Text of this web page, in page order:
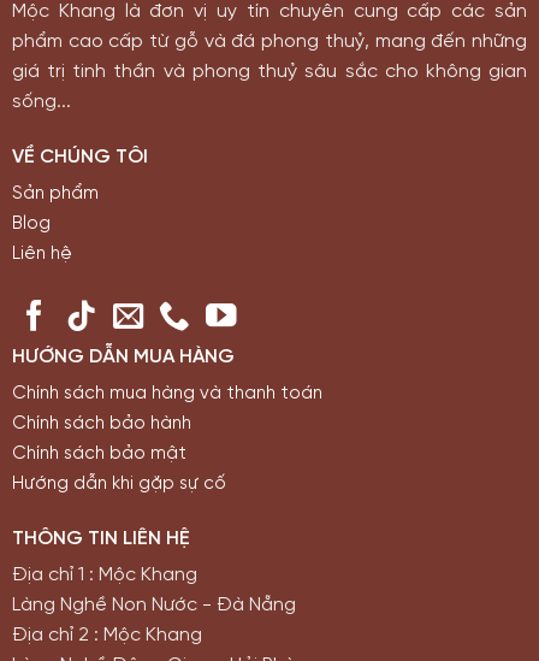
Mộc Khang là đơn vị uy tín chuyên cung cấp các sản
phẩm cao cấp từ gỗ và đá phong thuỷ, mang đến những
giá trị tinh thần và phong thuỷ sâu sắc cho không gian
sống...
VỀ CHÚNG TÔI
Sản phẩm
Blog
Liên hệ
HƯỚNG DẪN MUA HÀNG
Chính sách mua hàng và thanh toán
Chính sách bảo hành
Chính sách bảo mật
Hướng dẫn khi gặp sự cố
THÔNG TIN LIÊN HỆ
Địa chỉ 1 : Mộc Khang
Làng Nghề Non Nước - Đà Nẵng
Địa chỉ 2 : Mộc Khang